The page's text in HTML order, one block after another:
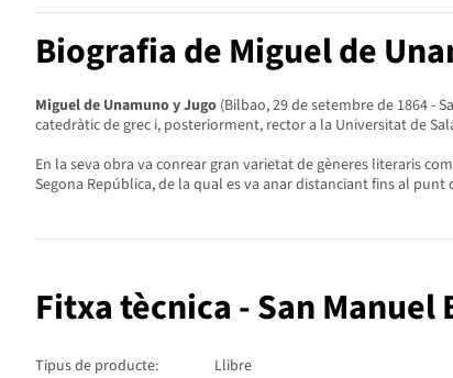
Biografia de Miguel de
Miguel de Unamuno y Jugo (Bilbao, 29 de setembre de 1864 -
catedràtic de grec i, posteriorment, rector a la Universitat de
En la seva obra va conrear gran varietat de gèneres literaris
Segona República, de la qual es va anar distanciant fins al
Fitxa tècnica - San
Tipus de producte:
Llibre